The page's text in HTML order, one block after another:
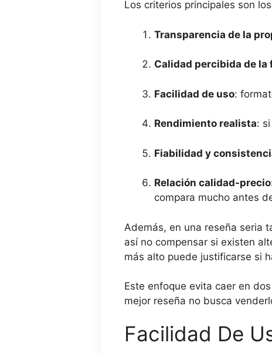
Los criterios principales son
Transparencia de la
Calidad percibida de la
Facilidad de uso:
Rendimiento realista:
Fiabilidad y
Relación calidad-precio
compara mucho antes
Además, en una reseña seria
así no compensar si existen
más alto puede justificarse si
Este enfoque evita caer en
mejor reseña no busca
Facilidad De